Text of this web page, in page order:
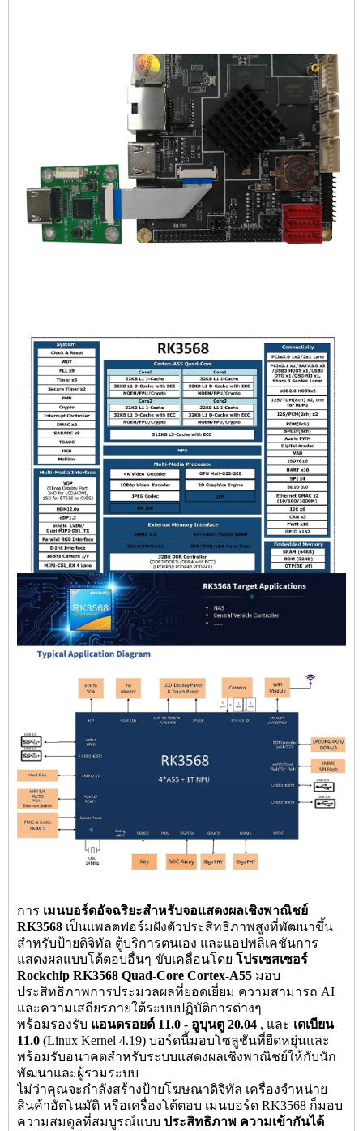
การ เมนบอร์ดอัจฉริยะสำหรับจอแสดงผลเชิงพาณิชย์
RK3568 เป็นแพลตฟอร์มฝังตัวประสิทธิภาพสูงที่พัฒนาขึ้น
สำหรับป้ายดิจิทัล ตู้บริการตนเอง และแอปพลิเคชันการ
แสดงผลแบบโต้ตอบอื่นๆ ขับเคลื่อนโดย โปรเซสเซอร์
Rockchip RK3568 Quad-Core Cortex-A55 มอบ
ประสิทธิภาพการประมวลผลที่ยอดเยี่ยม ความสามารถ AI
และความเสถียรภายใต้ระบบปฏิบัติการต่างๆ
พร้อมรองรับ แอนดรอยด์ 11.0 - อูบุนตู 20.04 , และ เดเบียน
11.0 (Linux Kernel 4.19) บอร์ดนี้มอบโซลูชันที่ยืดหยุ่นและ
พร้อมรับอนาคตสำหรับระบบแสดงผลเชิงพาณิชย์ให้กับนัก
พัฒนาและผู้รวมระบบ
ไม่ว่าคุณจะกำลังสร้างป้ายโฆษณาดิจิทัล เครื่องจำหน่าย
สินค้าอัตโนมัติ หรือเครื่องโต้ตอบ เมนบอร์ด RK3568 ก็มอบ
ความสมดุลที่สมบูรณ์แบบ ประสิทธิภาพ ความเข้ากันได้